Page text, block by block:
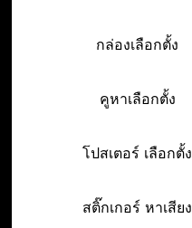
กล่องเลือกตั้ง
คูหาเลือกตั้ง
โปสเตอร์ เลือกตั้ง
สติ๊กเกอร์ หาเสียง